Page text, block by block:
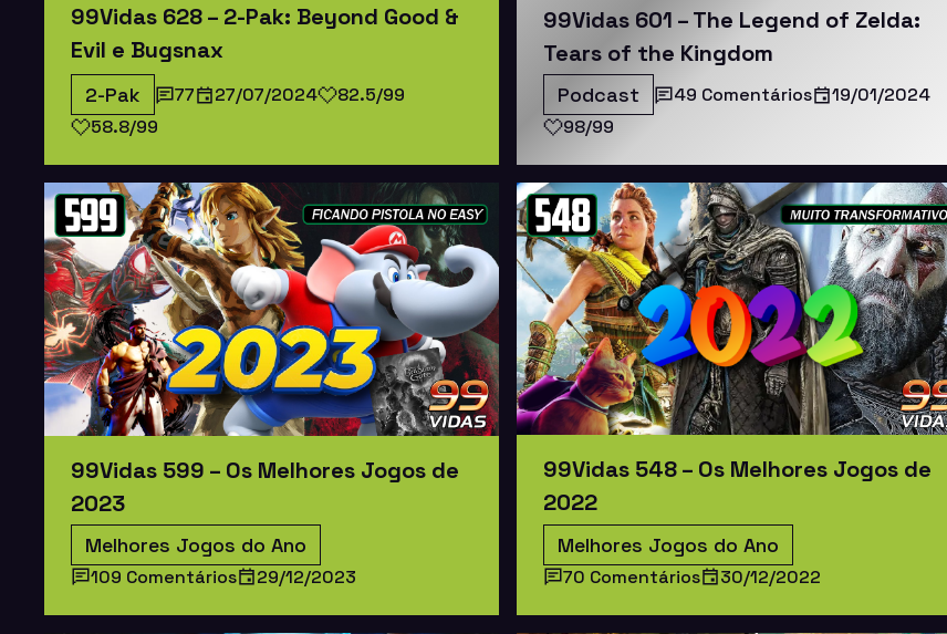
99Vidas 628 – 2-Pak: Beyond Good &
Evil e Bugsnax
2-Pak 77 27/07/2024
82.5/99
58.8/99
99Vidas 601 – The Legend of Zelda:
Tears of the Kingdom
Podcast 49 Comentários
19/01/2024
98/99
99Vidas 599 – Os Melhores Jogos de
2023
Melhores Jogos do Ano
109 Comentários 29/12/2023
99Vidas 548 – Os Melhores Jogos de
2022
Melhores Jogos do Ano
70 Comentários 30/12/2022